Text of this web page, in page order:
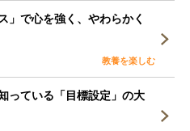
」で心を強く、やわらかく
教養を楽しむ
っている「目標設定」の大